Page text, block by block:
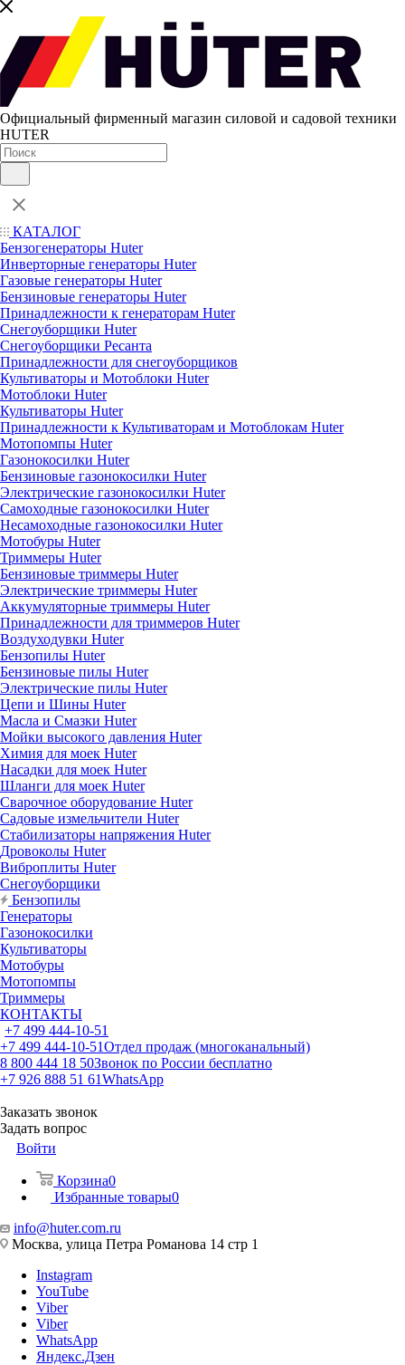
Официальный фирменный магазин силовой и садовой техники
HUTER
КАТАЛОГ
Бензогенераторы Huter
Инверторные генераторы Huter
Газовые генераторы Huter
Бензиновые генераторы Huter
Принадлежности к генераторам Huter
Снегоуборщики Huter
Снегоуборщики Ресанта
Принадлежности для снегоуборщиков
Культиваторы и Мотоблоки Huter
Мотоблоки Huter
Культиваторы Huter
Принадлежности к Культиваторам и Мотоблокам Huter
Мотопомпы Huter
Газонокосилки Huter
Бензиновые газонокосилки Huter
Электрические газонокосилки Huter
Самоходные газонокосилки Huter
Несамоходные газонокосилки Huter
Мотобуры Huter
Триммеры Huter
Бензиновые триммеры Huter
Электрические триммеры Huter
Аккумуляторные триммеры Huter
Принадлежности для триммеров Huter
Воздуходувки Huter
Бензопилы Huter
Бензиновые пилы Huter
Электрические пилы Huter
Цепи и Шины Huter
Масла и Смазки Huter
Мойки высокого давления Huter
Химия для моек Huter
Насадки для моек Huter
Шланги для моек Huter
Сварочное оборудование Huter
Садовые измельчители Huter
Стабилизаторы напряжения Huter
Дровоколы Huter
Виброплиты Huter
Снегоуборщики
Бензопилы
Генераторы
Газонокосилки
Культиваторы
Мотобуры
Мотопомпы
Триммеры
КОНТАКТЫ
+7 499 444-10-51
+7 499 444-10-51Отдел продаж (многоканальный)
8 800 444 18 50Звонок по России бесплатно
+7 926 888 51 61WhatsApp
Заказать звонок
Задать вопрос
Войти
Корзина0
Избранные товары0
info@huter.com.ru
Москва, улица Петра Романова 14 стр 1
Instagram
YouTube
Viber
Viber
WhatsApp
Яндекс.Дзен